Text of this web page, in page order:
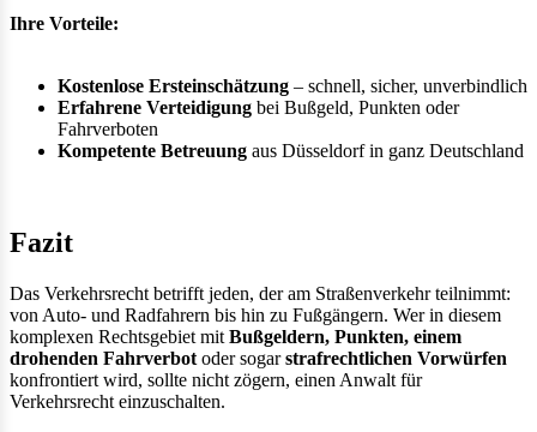
Ihre Vorteile:
Kostenlose Ersteinschätzung – schnell, sicher, unverbindlich
Erfahrene Verteidigung bei Bußgeld, Punkten oder
Fahrverboten
Kompetente Betreuung aus Düsseldorf in ganz Deutschland
Fazit
Das Verkehrsrecht betrifft jeden, der am Straßenverkehr teilnimmt:
von Auto- und Radfahrern bis hin zu Fußgängern. Wer in diesem
komplexen Rechtsgebiet mit Bußgeldern, Punkten, einem
drohenden Fahrverbot oder sogarstrafrechtlichen Vorwürfen
konfrontiert wird, sollte nicht zögern, einen Anwalt für
Verkehrsrecht einzuschalten.